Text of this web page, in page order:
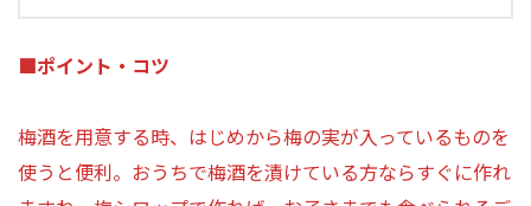
■ポイント・コツ
梅酒を用意する時、はじめから梅の実が入っているものを
使うと便利。おうちで梅酒を漬けている方ならすぐに作れ